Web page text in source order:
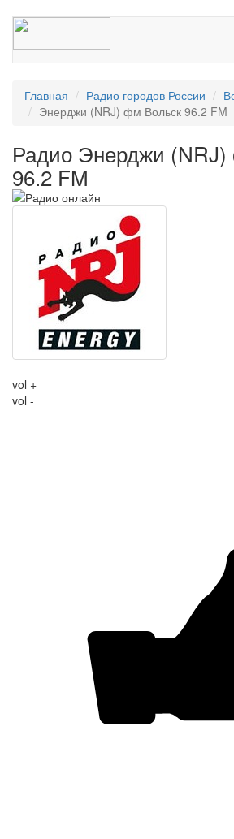
Главная Радио городов России
Энерджи (NRJ) фм Вольск 96.2 FM
Радио Энерджи
96.2 FM
vol +
vol -